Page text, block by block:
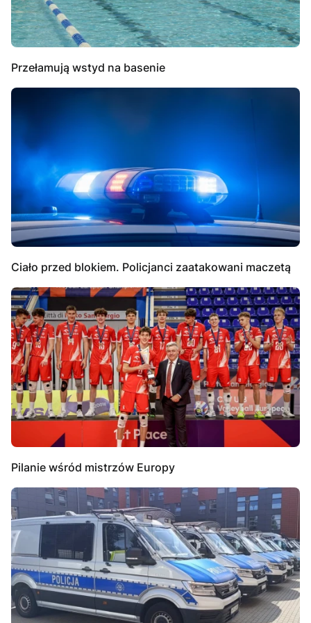
Przełamują wstyd na basenie
Ciało przed blokiem. Policjanci zaatakowani maczetą
Pilanie wśród mistrzów Europy